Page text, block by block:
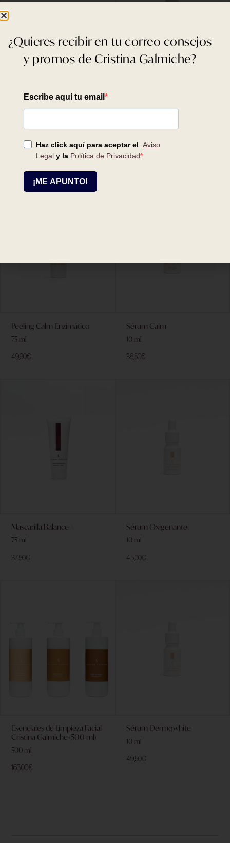
50 ml
74,00€
18,50€
Peeling Calm Enzimático
75 ml
49,90€
Sérum Calm
10 ml
36,50€
Mascarilla Balance +
75 ml
37,50€
Sérum Oxigenante
10 ml
45,00€
Esenciales de Limpieza Facial
Cristina Galmiche (500 ml)
500 ml
163,00€
Sérum Dermowhite
10 ml
49,50€
¿Quieres recibir en tu correo consejos
y promos de Cristina Galmiche?